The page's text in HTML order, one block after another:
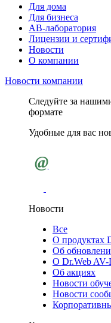
Для дома
Для бизнеса
АВ-лаборатория
Лицензии и
Новости
О компании
Новости компании
Следуйте за
формате
Удобные для вас
@
Новости
Все
О продуктах
Об
О Dr.Web AV-
Об акциях
Новости
Новости